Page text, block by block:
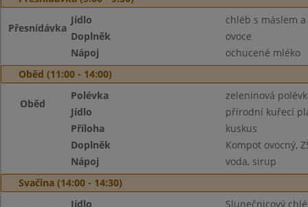
Přesnídávka
Jídlo
chléb s máslem
Doplněk
ovoce
Nápoj
ochucené mléko
Oběd (11:00 - 14:00)
Oběd
Polévka
zeleninová
Jídlo
přírodní kuřecí
Příloha
kuskus
Doplněk
Kompot ovocný,
Nápoj
voda, sirup
Svačina (14:00 - 14:30)
Jídlo
Slunečnicový